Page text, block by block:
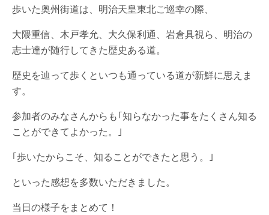
歩いた奥州街道は、明治天皇東北ご巡幸の際、
大隈重信、木戸孝允、大久保利通、岩倉具視ら、明治の
志士達が随行してきた歴史ある道。
歴史を辿って歩くといつも通っている道が新鮮に思えま
す。
参加者のみなさんからも｢知らなかった事をたくさん知る
ことができてよかった。｣
｢歩いたからこそ、知ることができたと思う。｣
といった感想を多数いただきました。
当日の様子をまとめて！